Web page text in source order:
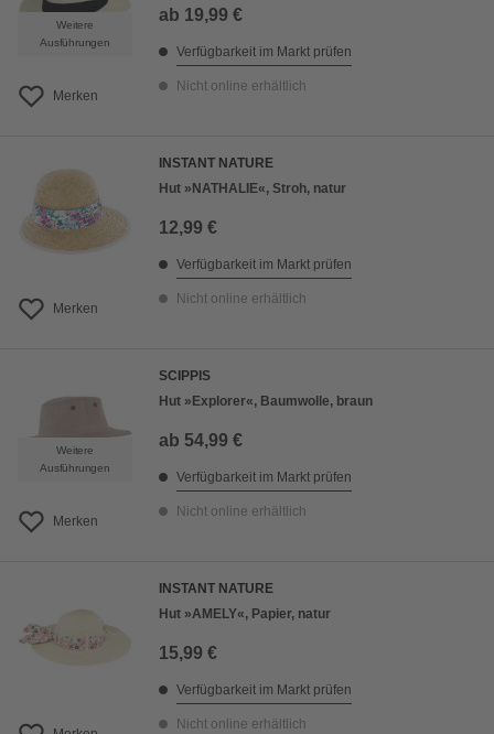
Weitere
Ausführungen
Merken
ab 19,99 €
Verfügbarkeit im Markt prüfen
Nicht online erhältlich
Merken
INSTANT NATURE
Hut »NATHALIE«, Stroh, natur
12,99 €
Verfügbarkeit im Markt prüfen
Nicht online erhältlich
Weitere
Ausführungen
Merken
SCIPPIS
Hut »Explorer«, Baumwolle, braun
ab 54,99 €
Verfügbarkeit im Markt prüfen
Nicht online erhältlich
INSTANT NATURE
Hut »AMELY«, Papier, natur
15,99 €
Verfügbarkeit im Markt prüfen
Nicht online erhältlich